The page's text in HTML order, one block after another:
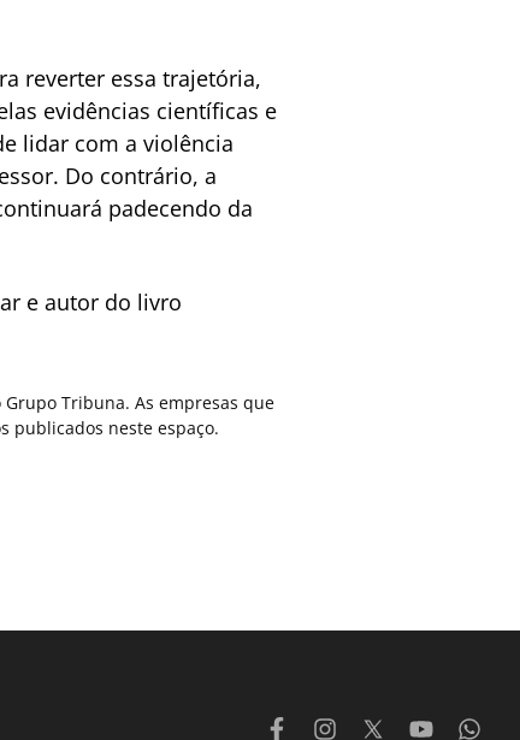
reverter essa trajetória,
evidências científicas e
lidar com a violência
Do contrário, a
padecendo da
e autor do livro
Tribuna. As empresas que
publicados neste espaço.